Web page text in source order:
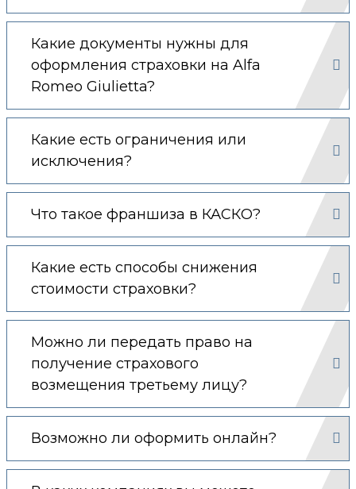
Какие документы нужны для
оформления страховки на Alfa
Romeo Giulietta?
Какие есть ограничения или
исключения?
Что такое франшиза в КАСКО?
Какие есть способы снижения
стоимости страховки?
Можно ли передать право на
получение страхового
возмещения третьему лицу?
Возможно ли оформить онлайн?